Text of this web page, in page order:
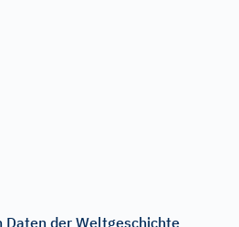
der Weltgeschichte